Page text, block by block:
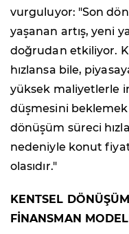
vurguluyor: "Son
yaşanan artış, yeni
doğrudan etkiliyor.
hızlansa bile,
yüksek maliyetlerle
düşmesini
dönüşüm süreci
nedeniyle konut
olasıdır."
KENTSEL
FİNANSMAN